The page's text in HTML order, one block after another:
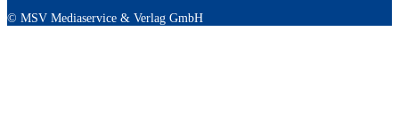
© MSV Mediaservice & Verlag GmbH